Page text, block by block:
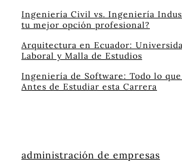
Ingeniería Civil vs. Ingeniería
tu mejor opción profesional?
Arquitectura en Ecuador:
Laboral y Malla de Estudios
Ingeniería de Software: Todo lo que
Antes de Estudiar esta Carrera
administración de empresas